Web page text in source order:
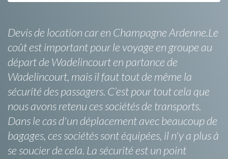
Devis de location car en Champagne Ardenne.Le
coût est important pour le voyage en groupe au
départ de Wadelincourt en partance de
Wadelincourt, mais il faut tout de même la
sécurité des passagers. C’est pour tout cela que
nous avons retenu ces sociétés de transports.
Dans le cas d'un déplacement avec beaucoup de
bagages, ces sociétés sont équipées, il n'y a plus à
se soucier de cela. La sécurité est un point